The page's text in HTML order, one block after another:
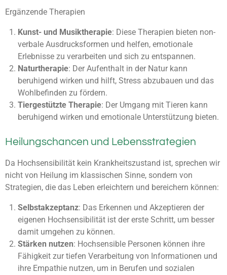
Ergänzende Therapien
Kunst- und Musiktherapie: Diese Therapien bieten non-
verbale Ausdrucksformen und helfen, emotionale
Erlebnisse zu verarbeiten und sich zu entspannen.
Naturtherapie: Der Aufenthalt in der Natur kann
beruhigend wirken und hilft, Stress abzubauen und das
Wohlbefinden zu fördern.
Tiergestützte Therapie: Der Umgang mit Tieren kann
beruhigend wirken und emotionale Unterstützung bieten.
Heilungschancen und Lebensstrategien
Da Hochsensibilität kein Krankheitszustand ist, sprechen wir
nicht von Heilung im klassischen Sinne, sondern von
Strategien, die das Leben erleichtern und bereichern können:
Selbstakzeptanz: Das Erkennen und Akzeptieren der
eigenen Hochsensibilität ist der erste Schritt, um besser
damit umgehen zu können.
Stärken nutzen: Hochsensible Personen können ihre
Fähigkeit zur tiefen Verarbeitung von Informationen und
ihre Empathie nutzen, um in Berufen und sozialen